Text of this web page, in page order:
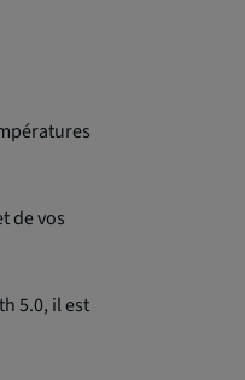
de vos
5.0, il est